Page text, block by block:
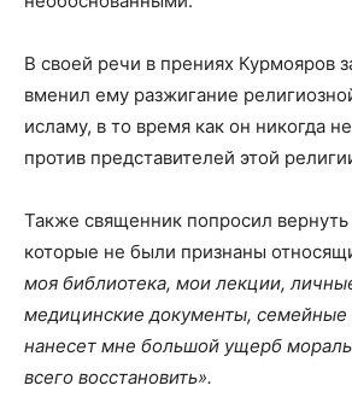
В своей речи в прениях Курмояров
вменил ему разжигание
исламу, в то время как он никогда
против представителей этой
Также священник попросил
которые не были признаны
моя библиотека, мои лекции,
медицинские документы, семейные
нанесет мне большой ущерб
всего восстановить».